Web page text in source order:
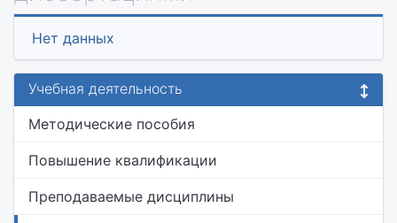
Нет данных
Учебная деятельность
Методические пособия
Повышение квалификации
Преподаваемые дисциплины